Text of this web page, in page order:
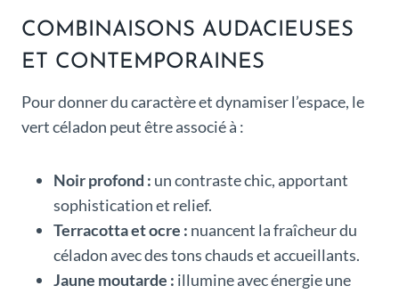
COMBINAISONS AUDACIEUSES
ET CONTEMPORAINES
Pour donner du caractère et dynamiser l’espace, le
vert céladon peut être associé à :
Noir profond : un contraste chic, apportant
sophistication et relief.
Terracotta et ocre : nuancent la fraîcheur du
céladon avec des tons chauds et accueillants.
Jaune moutarde : illumine avec énergie une